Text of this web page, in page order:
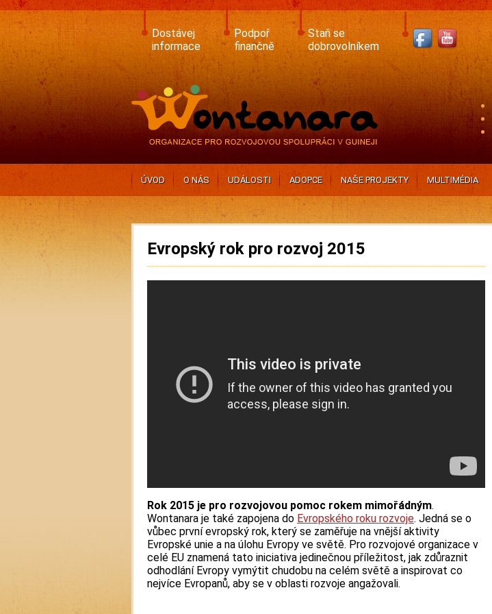
Skip
to
content
Dostávej
informace
Podpoř
finančně
Staň se
dobrovolníkem
ÚVOD O NÁS UDÁLOSTI ADOPCE NAŠE PROJEKTY MULTIMÉDIA
Evropský rok pro rozvoj 2015
Rok 2015 je pro rozvojovou pomoc rokem mimořádným.
Wontanara je také zapojena do Evropského roku rozvoje. Jedná se o
vůbec první evropský rok, který se zaměřuje na vnější aktivity
Evropské unie a na úlohu Evropy ve světě. Pro rozvojové organizace v
celé EU znamená tato iniciativa jedinečnou příležitost, jak zdůraznit
odhodlání Evropy vymýtit chudobu na celém světě a inspirovat co
nejvíce Evropanů, aby se v oblasti rozvoje angažovali.